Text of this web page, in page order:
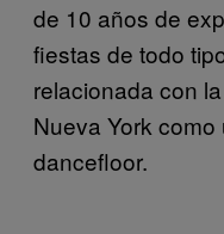
de 10 años de
fiestas de todo
relacionada con
Nueva York
dancefloor.